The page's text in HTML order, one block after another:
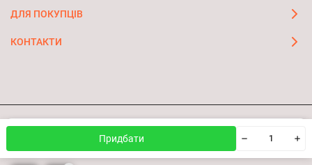
Придбати
ДЛЯ ПОКУПЦІВ
КОНТАКТИ